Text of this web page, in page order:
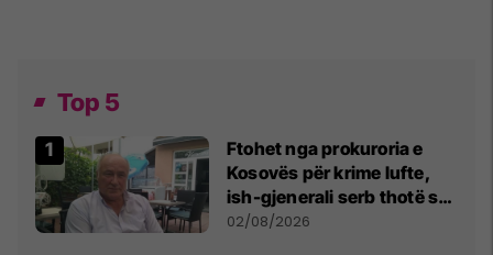
Top 5
Ftohet nga prokuroria e
Kosovës për krime lufte,
ish-gjenerali serb thotë se
dikush e tradhtoi në
02/08/2026